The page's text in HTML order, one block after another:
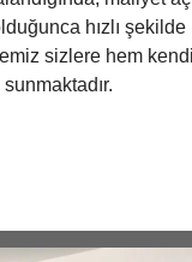
hızlı şekilde
sizlere hem kendi